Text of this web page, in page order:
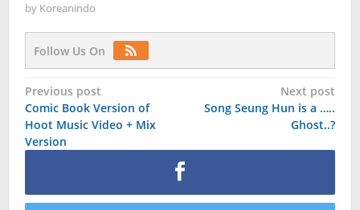
by Koreanindo
Follow Us On
Post
navigation
Previous post
Comic Book Version of
Hoot Music Video + Mix
Version
Next post
Song Seung Hun is a …..
Ghost..?